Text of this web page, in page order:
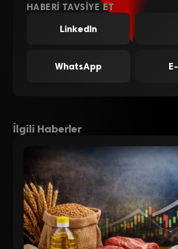
HABERI TAVSIYE ET
LinkedIn
WhatsApp
İlgili Haberler